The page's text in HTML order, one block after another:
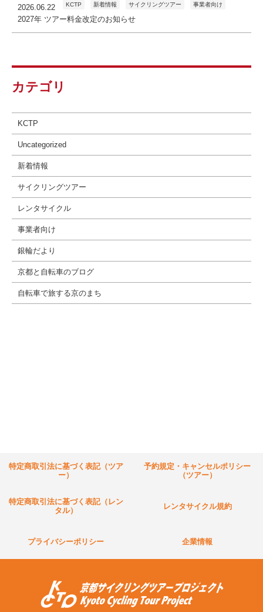
2026.06.22 KCTP 新着情報 サイクリングツアー 事業者向け
2027年 ツアー料金改定のお知らせ
カテゴリ
KCTP
Uncategorized
新着情報
サイクリングツアー
レンタサイクル
事業者向け
銀輪だより
京都と自転車のブログ
自転車で旅する京のまち
特定商取引法に基づく表記（ツア
ー）
予約規定・キャンセルポリシー
（ツアー）
特定商取引法に基づく表記（レン
タル）
レンタサイクル規約
プライバシーポリシー 企業情報